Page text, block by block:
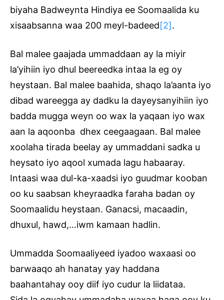
biyaha Badweynta Hindiya ee Soomaalida ku
xisaabsanna waa 200 meyl-badeed[2].
Bal malee gaajada ummaddaan ay la miyir
la’yihiin iyo dhul beereedka intaa la eg oy
heystaan. Bal malee baahida, shaqo la’aanta iyo
dibad wareegga ay dadku la dayeysanyihiin iyo
badda mugga weyn oo wax la yaqaan iyo wax
aan la aqoonba dhex ceegaagaan. Bal malee
xoolaha tirada beelay ay ummaddani sadka u
heysato iyo aqool xumada lagu habaaray.
Intaasi waa dul-ka-xaadsi iyo guudmar kooban
oo ku saabsan kheyraadka faraha badan oy
Soomaalidu heystaan. Ganacsi, macaadin,
dhuxul, hawd,…iwm kamaan hadlin.
Ummadda Soomaaliyeed iyadoo waxaasi oo
barwaaqo ah hanatay yay haddana
baahantahay ooy diif iyo cudur la liidataa.